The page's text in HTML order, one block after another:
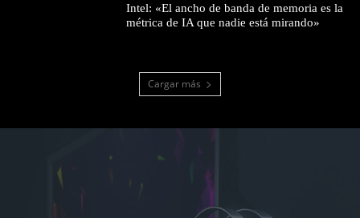
Intel: «El ancho de banda de memoria es la
métrica de IA que nadie está mirando»
Cargar más